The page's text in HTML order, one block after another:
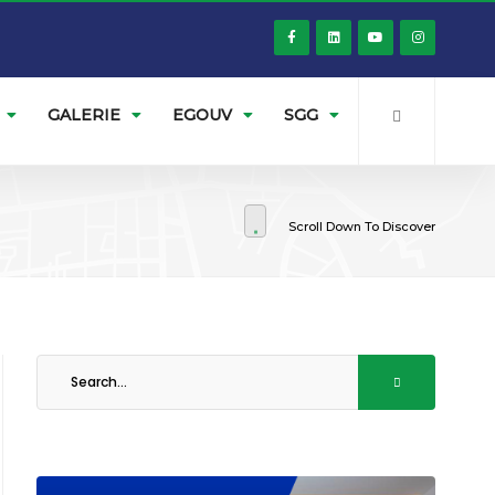
GALERIE EGOUV SGG
Scroll Down To Discover